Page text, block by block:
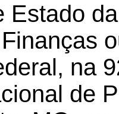
Estado
na
de